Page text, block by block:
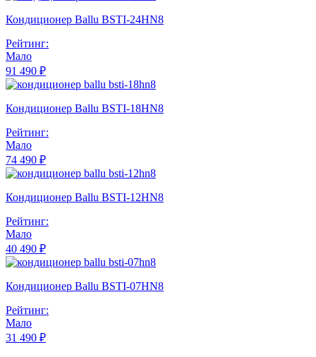
Кондиционер Ballu BSTI-24HN8
Рейтинг:
Мало
91 490 ₽
Кондиционер Ballu BSTI-18HN8
Рейтинг:
Мало
74 490 ₽
Кондиционер Ballu BSTI-12HN8
Рейтинг:
Мало
40 490 ₽
Кондиционер Ballu BSTI-07HN8
Рейтинг:
Мало
31 490 ₽